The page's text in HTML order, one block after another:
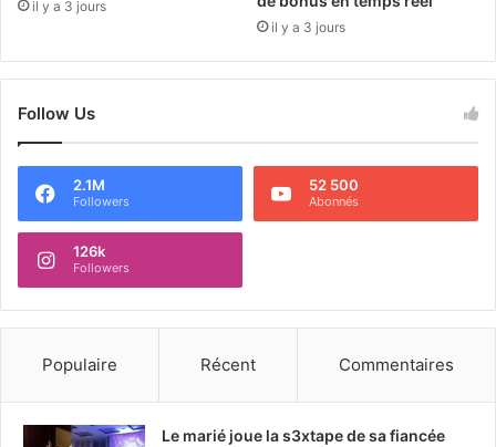
il y a 3 jours
il y a 3 jours
Follow Us
2.1M
Followers
52 500
Abonnés
126k
Followers
Populaire Récent Commentaires
Le marié joue la s3xtape de sa fiancée